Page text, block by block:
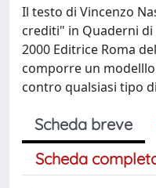
Il testo di Vincenzo
crediti" in Quaderni
2000 Editrice Roma
comporre un
contro qualsiasi tipo
Scheda breve
Scheda